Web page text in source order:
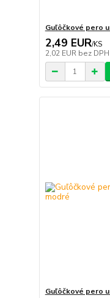
Guľôčkové pero
2,49 EUR/KS
2,02 EUR bez DPH
Guľôčkové pero